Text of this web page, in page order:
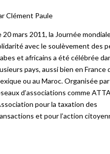
Clément Paule
20 mars 2011, la Journée
avec le soulèvement des
et africains a été célébrée
pays, aussi bien en France
ou au Maroc. Organisée
d’associations comme
pour la taxation des
et pour l’action